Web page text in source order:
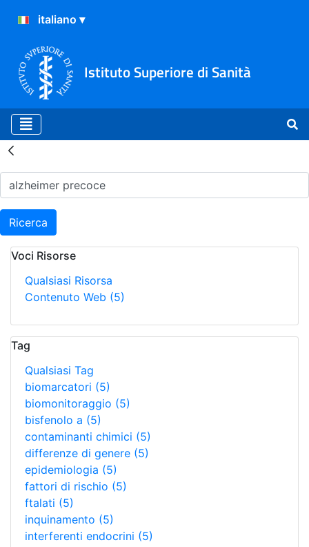
Istituto Superiore di Sanità
Risultati della Ricerca -
Ricerca
Voci Risorse
Qualsiasi Risorsa
Contenuto Web (5)
Tag
Qualsiasi Tag
biomarcatori (5)
biomonitoraggio (5)
bisfenolo a (5)
contaminanti chimici (5)
differenze di genere (5)
epidemiologia (5)
fattori di rischio (5)
ftalati (5)
inquinamento (5)
interferenti endocrini (5)